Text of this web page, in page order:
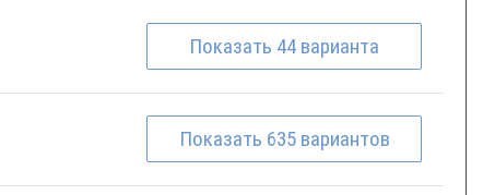
Показать 44 варианта
Показать 635 вариантов